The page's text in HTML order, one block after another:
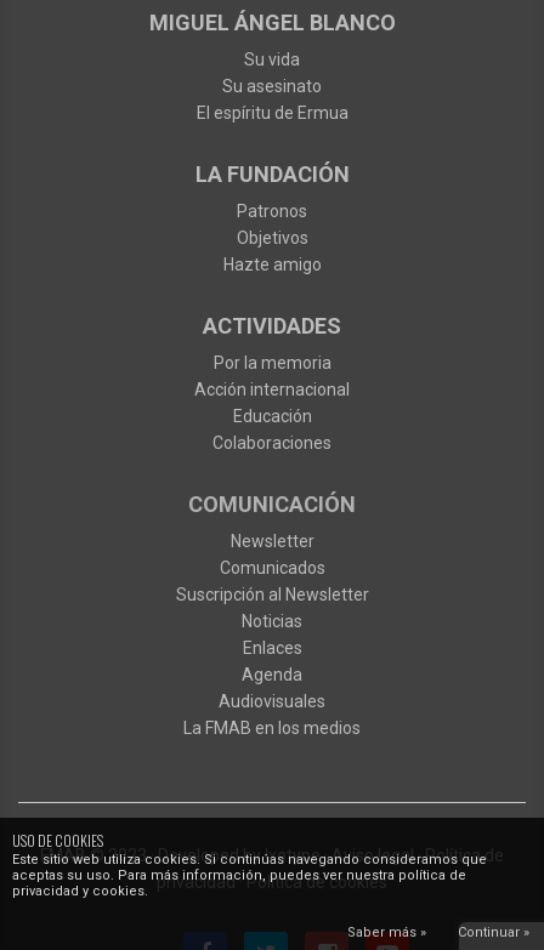
USO DE COOKIES
Este sitio web utiliza cookies. Si continúas navegando consideramos que
aceptas su uso. Para más información, puedes ver nuestra política de
privacidad y cookies.
Saber más » Continuar »
MIGUEL ÁNGEL BLANCO
Su vida
Su asesinato
El espíritu de Ermua
LA FUNDACIÓN
Patronos
Objetivos
Hazte amigo
ACTIVIDADES
Por la memoria
Acción internacional
Educación
Colaboraciones
COMUNICACIÓN
Newsletter
Comunicados
Suscripción al Newsletter
Noticias
Enlaces
Agenda
Audiovisuales
La FMAB en los medios
FMAB© 2023·Developed byIxotype·Aviso legal·Política de
privacidad·Política de cookies